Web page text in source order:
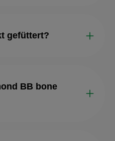
gefüttert?
BB bone